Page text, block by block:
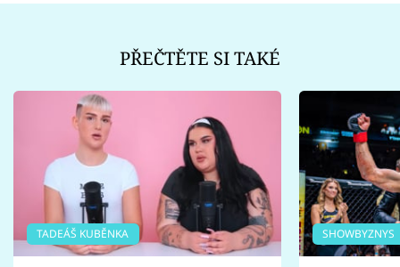
PŘEČTĚTE SI TAKÉ
TADEÁŠ KUBĚNKA SHOWBYZNYS